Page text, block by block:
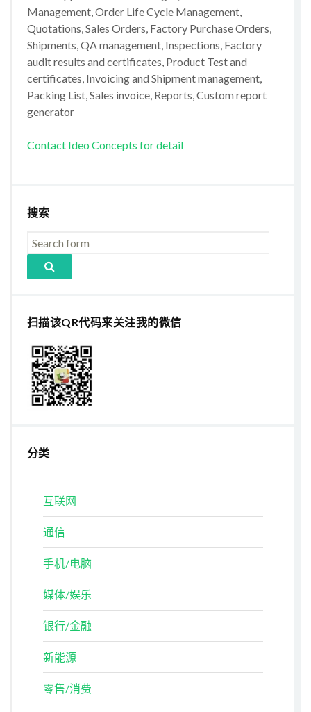
Management, Order Life Cycle Management,
Quotations, Sales Orders, Factory Purchase Orders,
Shipments, QA management, Inspections, Factory
audit results and certificates, Product Test and
certificates, Invoicing and Shipment management,
Packing List, Sales invoice, Reports, Custom report
generator
Contact Ideo Concepts for detail
搜索
扫描该QR代码来关注我的微信
分类
互联网
通信
手机/电脑
媒体/娱乐
银行/金融
新能源
零售/消费